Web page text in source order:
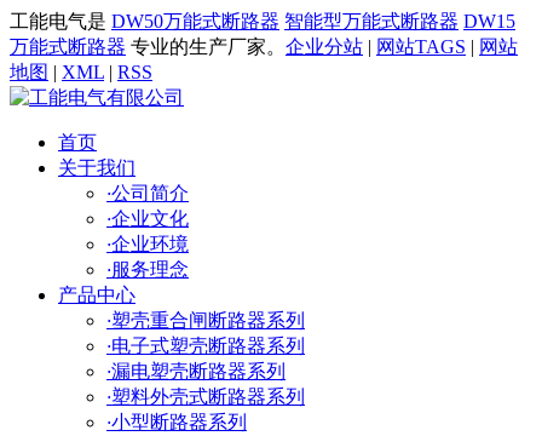
工能电气是 DW50万能式断路器 智能型万能式断路器 DW15
万能式断路器 专业的生产厂家。 企业分站 | 网站TAGS | 网站
地图 | XML | RSS
首页
关于我们
·公司简介
·企业文化
·企业环境
·服务理念
产品中心
·塑壳重合闸断路器系列
·电子式塑壳断路器系列
·漏电塑壳断路器系列
·塑料外壳式断路器系列
·小型断路器系列